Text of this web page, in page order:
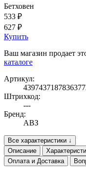
Бетховен
533 ₽
627 ₽
Купить
Ваш магазин продает
каталоге
Артикул:
Штрихкод:
---
Бренд:
АВЗ
Все характеристики ↓
Описание
Оплата и Доставка